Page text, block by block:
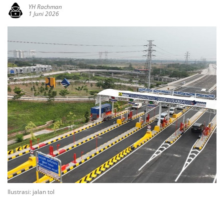
YH Rachman
1 Juni 2026
Ilustrasi: jalan tol